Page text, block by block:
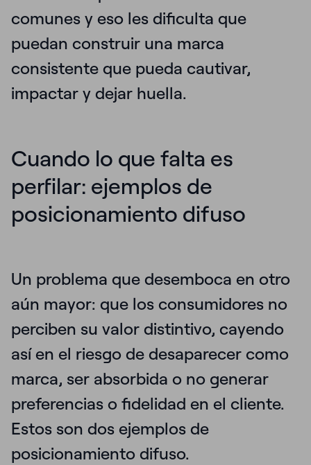
comunes y eso les dificulta que
puedan construir una marca
consistente que pueda cautivar,
impactar y dejar huella.
Cuando lo que falta es
perfilar: ejemplos de
posicionamiento difuso
Un problema que desemboca en otro
aún mayor: que los consumidores no
perciben su valor distintivo, cayendo
así en el riesgo de desaparecer como
marca, ser absorbida o no generar
preferencias o fidelidad en el cliente.
Estos son dos ejemplos de
posicionamiento difuso.